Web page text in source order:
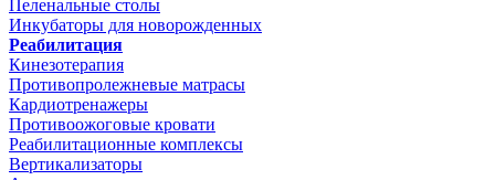
Пеленальные столы
Инкубаторы для новорожденных
Реабилитация
Кинезотерапия
Противопролежневые матрасы
Кардиотренажеры
Противоожоговые кровати
Реабилитационные комплексы
Вертикализаторы